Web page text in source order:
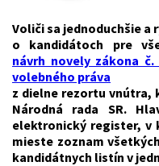
Voliči sa jednoduchšie
o kandidátoch pre
návrh novely zákona č.
volebného práva
z dielne rezortu vnútra,
Národná rada SR.
elektronický register, v
mieste zoznam
kandidátnych listín v